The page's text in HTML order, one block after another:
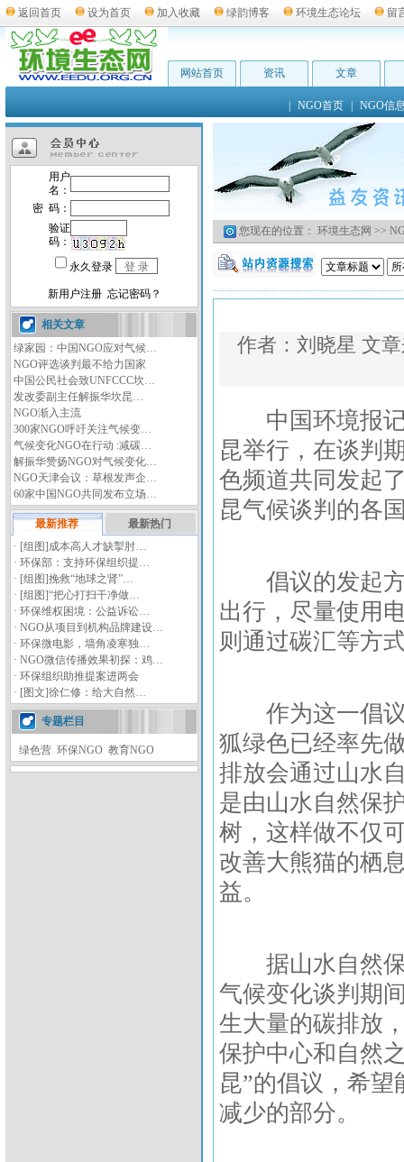
返回首页 设为首页 加入收藏 绿韵博客 环境生态论坛 留
网站首页 资讯 文章
NGO首页 NGO信
相关文章
绿家园：中国NGO应对气候…
NGO评选谈判最不给力国家
中国公民社会致UNFCCC坎…
发改委副主任解振华坎昆…
NGO渐入主流
300家NGO呼吁关注气候变…
气候变化NGO在行动 :减碳…
解振华赞扬NGO对气候变化…
NGO天津会议：草根发声企…
60家中国NGO共同发布立场…
最新推荐
最新热门
· [组图] 成本高人才缺掣肘…
· 环保部：支持环保组织提…
· [组图]挽救“地球之肾”…
· [组图]“把心打扫干净做…
· 环保维权困境：公益诉讼…
· NGO从项目到机构品牌建设…
· 环保微电影，墙角凌寒独…
· NGO微信传播效果初探：鸡…
· 环保组织助推提案进两会
· [图文]徐仁修：给大自然…
专题栏目
绿色营 环保NGO 教育NGO
您现在的位置： 环境生态网 >>
作者：刘晓星 文
中国环境报记
昆举行，在谈判
色频道共同发起
昆气候谈判的各
倡议的发起方
出行，尽量使用
则通过碳汇等方
作为这一倡议
狐绿色已经率先
排放会通过山水
是由山水自然保
树，这样做不仅
改善大熊猫的栖
益。
据山水自然保
气候变化谈判期
生大量的碳排放
保护中心和自然
昆”的倡议，希
减少的部分。